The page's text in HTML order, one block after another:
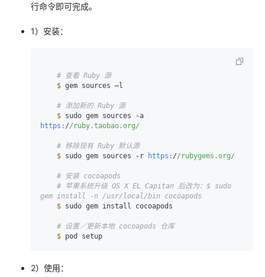
行命令即可完成。
1）安装：
# 查看 Ruby 源
$ gem sources –l
# 添加新的 Ruby 源
$
https: //ruby.taobao.org/
# 移除现有 Ruby 默认源
$ sudo gem sources -r https: //rubygems.org/
# 安装 cocoapods
# 苹果系统升级 OS X EL Capitan 后改为：$ sudo
gem install -n /usr/local/bin cocoapods
$ sudo gem install cocoapods
# 设置／更新本地 cocoapods 仓库
$ pod setup
2）使用：